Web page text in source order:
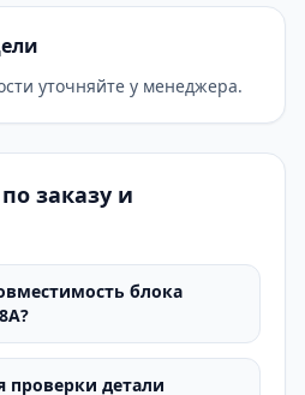
уточняйте у менеджера.
заказу и
блока
проверки детали